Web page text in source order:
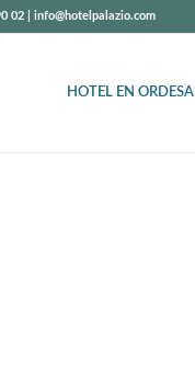
02 | info@hotelpalazio.com
HOTEL EN ORDESA